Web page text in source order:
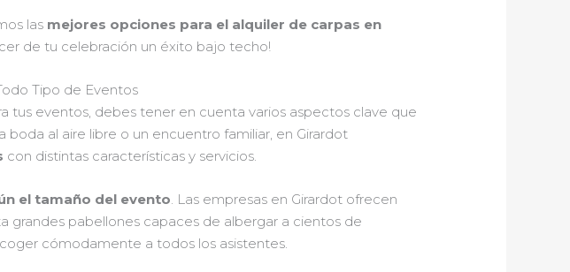
las mejores opciones para el alquiler de carpas en
de tu celebración un éxito bajo techo!
Tipo de Eventos
tus eventos, debes tener en cuenta varios aspectos clave que
al aire libre o un encuentro familiar, en Girardot
con distintas características y servicios.
el tamaño del evento. Las empresas en Girardot ofrecen
grandes pabellones capaces de albergar a cientos de
cómodamente a todos los asistentes.